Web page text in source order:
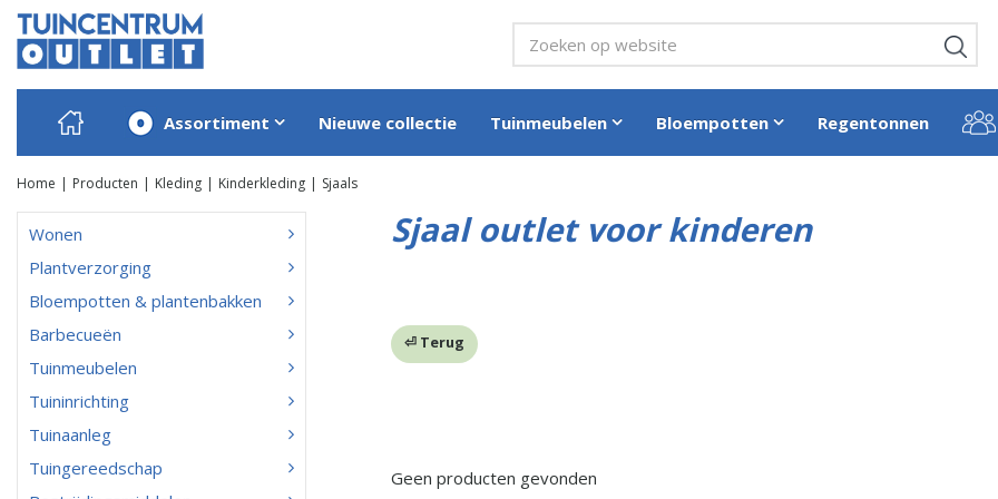
Ga
naar
content
Home Producten Kleding Kinderkleding Sjaals
Assortiment Nieuwe collectie Tuinmeubelen Bloempotten Regentonnen
Sjaal outlet voor kinderen
⏎ Terug
Geen producten gevonden
Wonen
Plantverzorging
Bloempotten & plantenbakken
Barbecueën
Tuinmeubelen
Tuininrichting
Tuinaanleg
Tuingereedschap